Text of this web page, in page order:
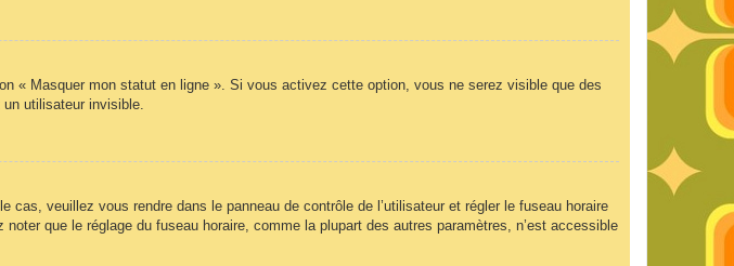
« Masquer mon statut en ligne ». Si vous activez cette option, vous ne serez visible que des
utilisateur invisible.
veuillez vous rendre dans le panneau de contrôle de l’utilisateur et régler le fuseau horaire
que le réglage du fuseau horaire, comme la plupart des autres paramètres, n’est accessible